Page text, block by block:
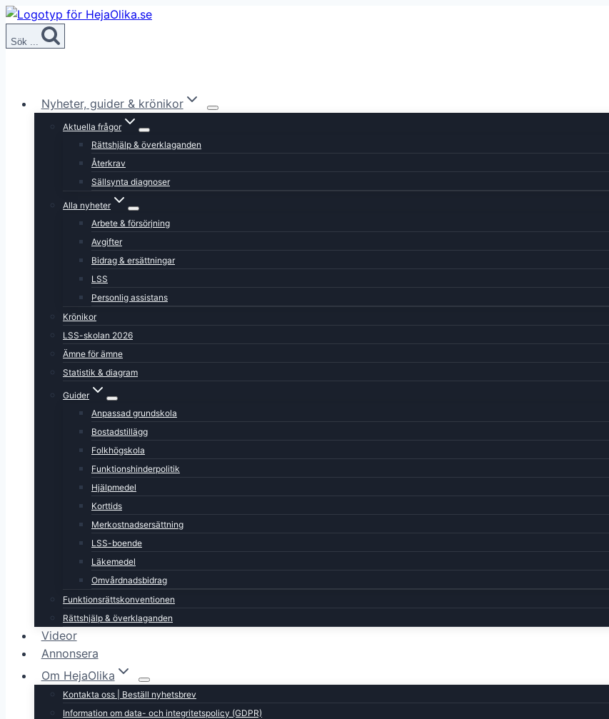
Skip
content
Sök ...
Nyheter, guider & krönikor
Aktuella frågor
Rättshjälp & överklaganden
Återkrav
Sällsynta diagnoser
Alla nyheter
Arbete & försörjning
Avgifter
Bidrag & ersättningar
LSS
Personlig assistans
Krönikor
LSS-skolan 2026
Ämne för ämne
Statistik & diagram
Guider
Anpassad grundskola
Bostadstillägg
Folkhögskola
Funktionshinderpolitik
Hjälpmedel
Korttids
Merkostnadsersättning
LSS-boende
Läkemedel
Omvårdnadsbidrag
Funktionsrättskonventionen
Rättshjälp & överklaganden
Videor
Annonsera
Om HejaOlika
Kontakta oss | Beställ nyhetsbrev
Information om data- och integritetspolicy (GDPR)